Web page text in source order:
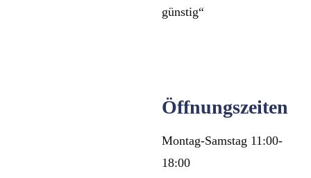
günstig“
Öffnungszeiten
Montag-Samstag 11:00-
18:00